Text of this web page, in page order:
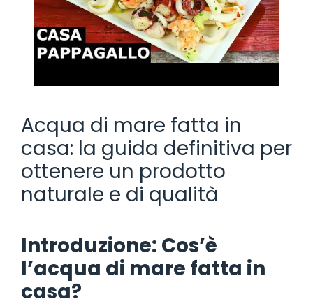
Acqua di mare fatta in
casa: la guida definitiva per
ottenere un prodotto
naturale e di qualità
Introduzione: Cos’è
l’acqua di mare fatta in
casa?